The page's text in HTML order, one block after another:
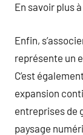
En savoir plus
Enfin,
représente un
C’est
expansion
entreprises de
paysage